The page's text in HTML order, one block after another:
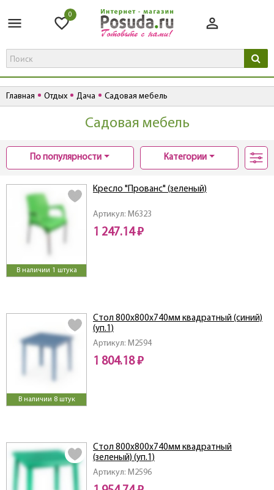
0
Главная Отдых Дача Садовая мебель
Садовая мебель
По популярности Категории
В наличии 1 штука
Артикул: M6323
Кресло "Прованс" (зеленый)
1 247.14 ₽
В наличии 8 штук
Артикул: M2594
Стол 800х800х740мм квадратный (синий)
(уп.1)
1 804.18 ₽
Артикул: M2596
Стол 800х800х740мм квадратный
(зеленый) (уп.1)